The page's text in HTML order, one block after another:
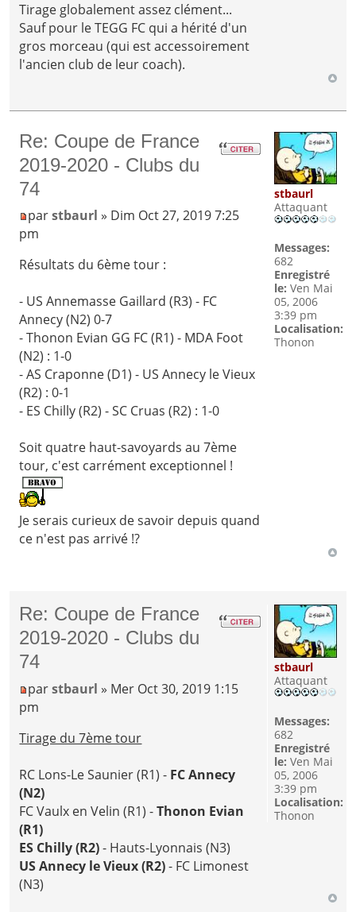
Tirage globalement assez clément...
Sauf pour le TEGG FC qui a hérité d'un
gros morceau (qui est accessoirement
l'ancien club de leur coach).
Re: Coupe de France
2019-2020 - Clubs du
74
parstbaurl » Dim Oct 27, 2019 7:25
pm
Résultats du 6ème tour :
- US Annemasse Gaillard (R3) - FC
Annecy (N2) 0-7
- Thonon Evian GG FC (R1) - MDA Foot
(N2) : 1-0
- AS Craponne (D1) - US Annecy le Vieux
(R2) : 0-1
- ES Chilly (R2) - SC Cruas (R2) : 1-0
Soit quatre haut-savoyards au 7ème
tour, c'est carrément exceptionnel !
Je serais curieux de savoir depuis quand
ce n'est pas arrivé !?
stbaurl
Attaquant
Messages:
682
Enregistré
le: Ven Mai
05, 2006
3:39 pm
Localisation:
Thonon
Re: Coupe de France
2019-2020 - Clubs du
74
parstbaurl » Mer Oct 30, 2019 1:15
pm
Tirage du 7ème tour
RC Lons-Le Saunier (R1) - FC Annecy
(N2)
FC Vaulx en Velin (R1) -Thonon Evian
(R1)
ES Chilly (R2)- Hauts-Lyonnais (N3)
US Annecy le Vieux (R2)- FC Limonest
(N3)
stbaurl
Attaquant
Messages:
682
Enregistré
le: Ven Mai
05, 2006
3:39 pm
Localisation:
Thonon